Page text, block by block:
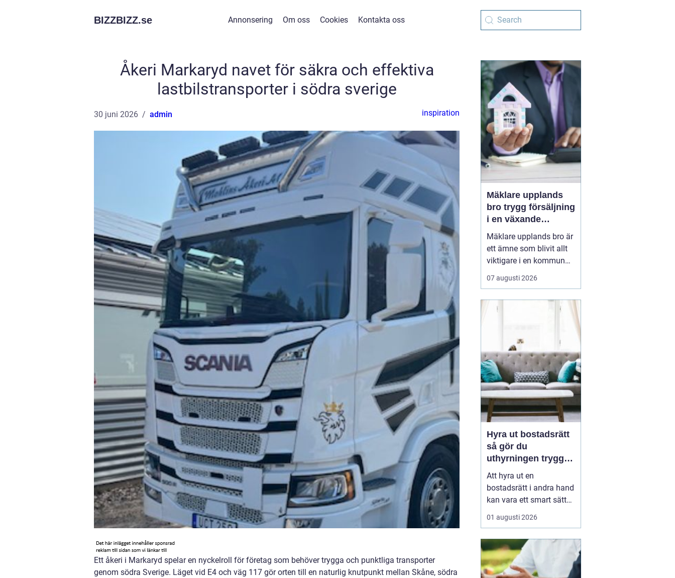
BIZZBIZZ.se Annonsering Om oss Cookies Kontakta oss
Åkeri Markaryd navet för säkra och effektiva
lastbilstransporter i södra sverige
30 juni 2026 admin inspiration
Ett åkeri i Markaryd spelar en nyckelroll för företag som behöver trygga och punktliga transporter
genom södra Sverige. Läget vid E4 och väg 117 gör orten till en naturlig knutpunkt mellan Skåne, södra
Mäklare upplands
bro trygg försäljning
i en växande
kommun
Mäklare upplands bro är
ett ämne som blivit allt
viktigare i en kommun
som växer snabbt och
lockar både
erfarna bostadsägare.
pendlarsamhälle till att
vara en attraktiv plats
för fam...
07 augusti 2026
Hyra ut bostadsrätt
så gör du
uthyrningen trygg,
laglig och lönsam
Att hyra ut en
bostadsrätt i andra hand
kan vara ett smart sätt
att täcka kostnader eller
behålla boendet under
stad. Samtidigt upplever
många att regler,
tillstånd, hyresnivå och
01 augusti 2026